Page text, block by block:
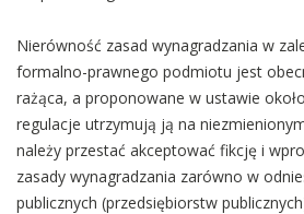
Nierówność zasad wynagradzania w
formalno-prawnego podmiotu jest
rażąca, a proponowane w ustawie
regulacje utrzymują ją na
należy przestać akceptować fikcję i
zasady wynagradzania zarówno w
publicznych (przedsiębiorstw